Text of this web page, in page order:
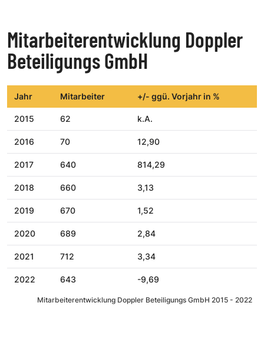
Mitarbeiterentwicklung Doppler
Beteiligungs GmbH
Jahr Mitarbeiter +/- ggü. Vorjahr in %
2015 62 k.A.
2016 70 12,90
2017 640 814,29
2018 660 3,13
2019 670 1,52
2020 689 2,84
2021 712 3,34
2022 643 -9,69
Mitarbeiterentwicklung Doppler Beteiligungs GmbH 2015 - 2022